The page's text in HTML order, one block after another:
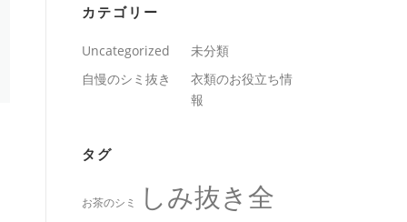
カテゴリー
Uncategorized
未分類
自慢のシミ抜き
衣類のお役立ち情
報
タグ
お茶のシミ
しみ抜き全